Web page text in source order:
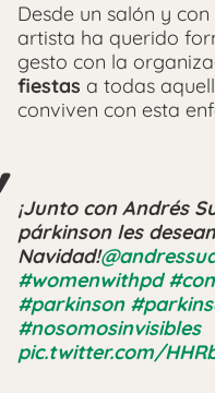
Desde un salón y
artista ha querido
gesto con la
fiestas a todas
conviven con esta
¡Junto con Andrés
párkinson les
Navidad!
#womenwithpd
#parkinson
#nosomosinvisibles
pic.twitter.com/